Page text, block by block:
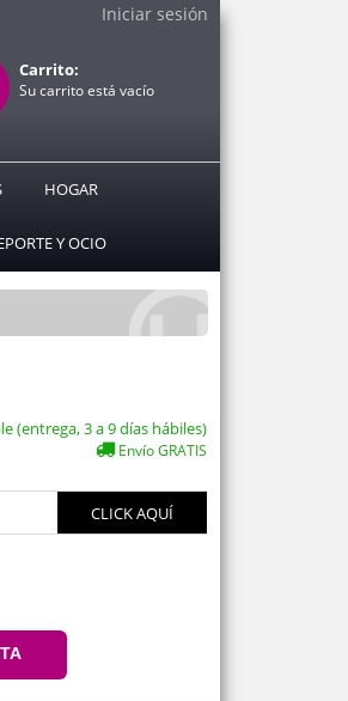
Iniciar sesión
Carrito:
Su carrito está vacío
HOGAR
Y OCIO
(entrega, 3 a 9 días hábiles)
Envío GRATIS
CLICK AQUÍ